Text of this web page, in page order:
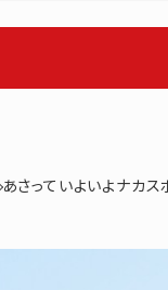
あさっていよいよナカ